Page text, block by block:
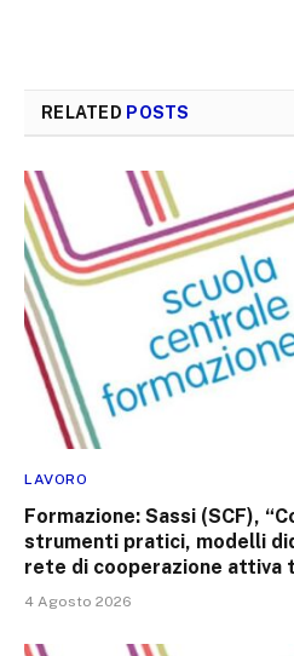
RELATED POSTS
LAVORO
Formazione: Sassi (SCF),
strumenti pratici, modelli
rete di cooperazione attiva
4 Agosto 2026